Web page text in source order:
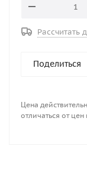
Рассчитать
Поделиться
Цена
отличаться от